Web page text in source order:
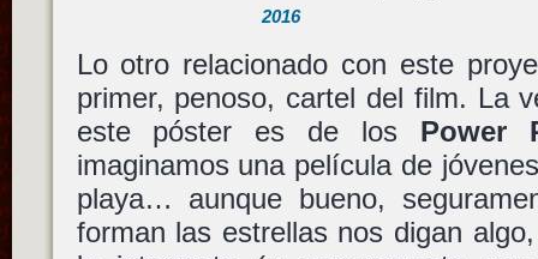
2016
Lo otro relacionado con este
primer, penoso, cartel del film. La
este póster es de los Power
imaginamos una película de
playa… aunque bueno,
forman las estrellas nos digan